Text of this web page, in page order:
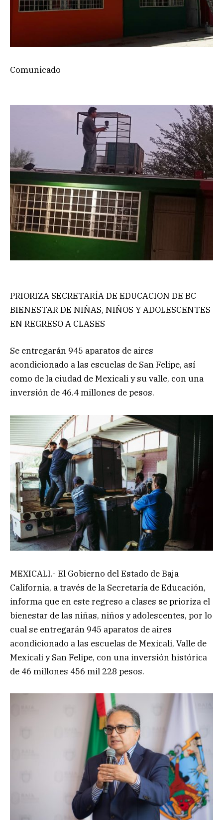
Comunicado
PRIORIZA SECRETARÍA DE EDUCACION DE BC
BIENESTAR DE NIÑAS, NIÑOS Y ADOLESCENTES
EN REGRESO A CLASES
Se entregarán 945 aparatos de aires
acondicionado a las escuelas de San Felipe, así
como de la ciudad de Mexicali y su valle, con una
inversión de 46.4 millones de pesos.
MEXICALI.- El Gobierno del Estado de Baja
California, a través de la Secretaría de Educación,
informa que en este regreso a clases se prioriza el
bienestar de las niñas, niños y adolescentes, por lo
cual se entregarán 945 aparatos de aires
acondicionado a las escuelas de Mexicali, Valle de
Mexicali y San Felipe, con una inversión histórica
de 46 millones 456 mil 228 pesos.